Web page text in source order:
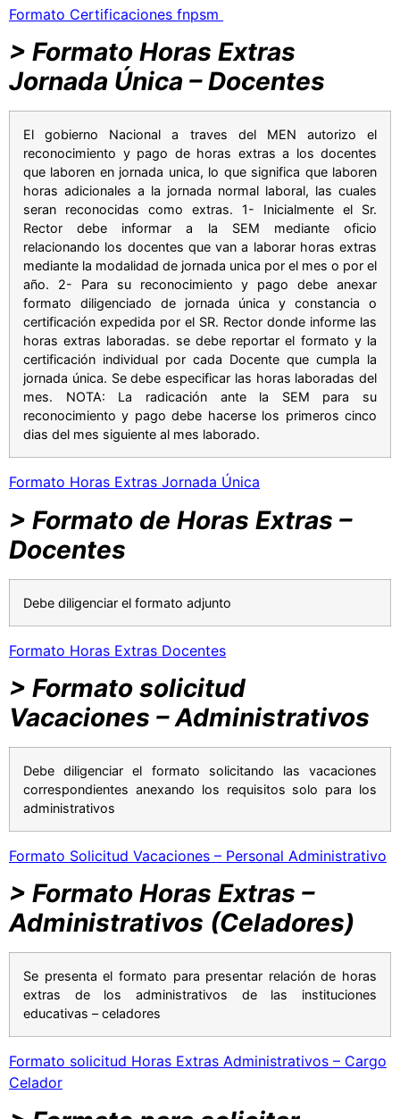
Formato Certificaciones fnpsm
> Formato Horas Extras
Jornada Única – Docentes
El gobierno Nacional a traves del MEN autorizo el
reconocimiento y pago de horas extras a los docentes
que laboren en jornada unica, lo que significa que laboren
horas adicionales a la jornada normal laboral, las cuales
seran reconocidas como extras. 1- Inicialmente el Sr.
Rector debe informar a la SEM mediante oficio
relacionando los docentes que van a laborar horas extras
mediante la modalidad de jornada unica por el mes o por el
año. 2- Para su reconocimiento y pago debe anexar
formato diligenciado de jornada única y constancia o
certificación expedida por el SR. Rector donde informe las
horas extras laboradas. se debe reportar el formato y la
certificación individual por cada Docente que cumpla la
jornada única. Se debe especificar las horas laboradas del
mes. NOTA: La radicación ante la SEM para su
reconocimiento y pago debe hacerse los primeros cinco
dias del mes siguiente al mes laborado.
Formato Horas Extras Jornada Única
> Formato de Horas Extras –
Docentes
Debe diligenciar el formato adjunto
Formato Horas Extras Docentes
> Formato solicitud
Vacaciones – Administrativos
Debe diligenciar el formato solicitando las vacaciones
correspondientes anexando los requisitos solo para los
administrativos
Formato Solicitud Vacaciones – Personal Administrativo
> Formato Horas Extras –
Administrativos (Celadores)
Se presenta el formato para presentar relación de horas
extras de los administrativos de las instituciones
educativas – celadores
Formato solicitud Horas Extras Administrativos – Cargo
Celador